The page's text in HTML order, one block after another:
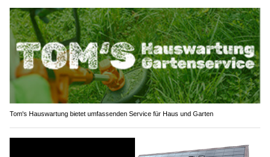
Tom's Hauswartung bietet umfassenden Service für Haus und Garten